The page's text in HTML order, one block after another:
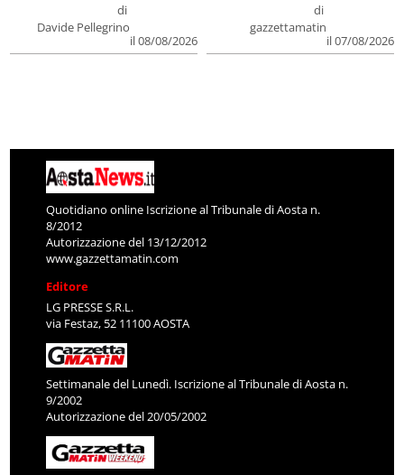
di
Davide Pellegrino
il 08/08/2026
di
gazzettamatin
il 07/08/2026
Quotidiano online Iscrizione al Tribunale di Aosta n.
8/2012
Autorizzazione del 13/12/2012
www.gazzettamatin.com
Editore
LG PRESSE S.R.L.
via Festaz, 52 11100 AOSTA
Settimanale del Lunedì. Iscrizione al Tribunale di Aosta n.
9/2002
Autorizzazione del 20/05/2002